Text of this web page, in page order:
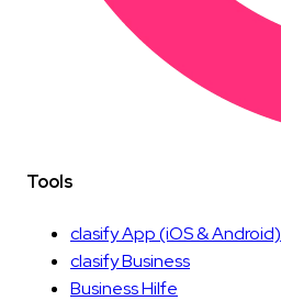
Tools
clasify App(iOS & Android)
clasify Business
Business Hilfe